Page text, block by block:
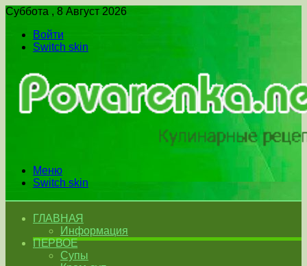
Суббота , 8 Август 2026
Войти
Switch skin
Меню
Switch skin
ГЛАВНАЯ
Информация
ПЕРВОЕ
Супы